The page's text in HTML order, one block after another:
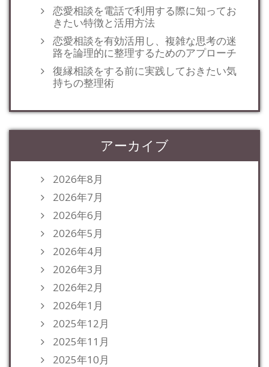
恋愛相談を電話で利用する際に知ってお
きたい特徴と活用方法
恋愛相談を有効活用し、複雑な思考の迷
路を論理的に整理するためのアプローチ
復縁相談をする前に実践しておきたい気
持ちの整理術
アーカイブ
2026年8月
2026年7月
2026年6月
2026年5月
2026年4月
2026年3月
2026年2月
2026年1月
2025年12月
2025年11月
2025年10月